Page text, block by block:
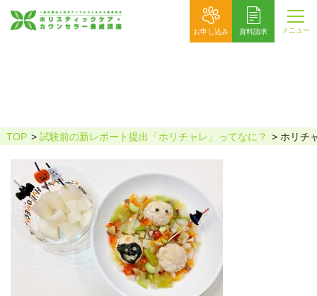
お申し込み 資料請求 メニュー
TOP 試験前の新レポート提出「ホリチャレ」ってなに？ ホリチ